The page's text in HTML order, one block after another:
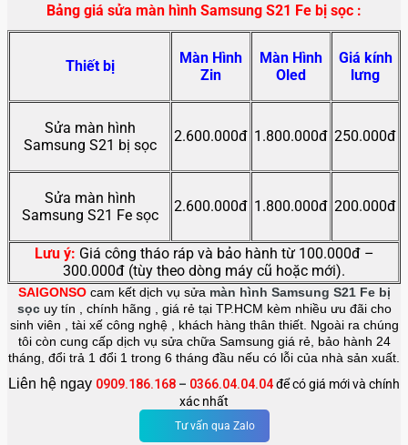
Bảng giá sửa màn hình Samsung S21 Fe bị sọc :
Thiết bị
Màn Hình
Zin
Màn Hình
Oled
Giá kính
lưng
Sửa màn hình
Samsung S21 bị sọc
2.600.000đ 1.800.000đ 250.000đ
Sửa màn hình
Samsung S21 Fe sọc
2.600.000đ 1.800.000đ 200.000đ
Lưu ý: Giá công tháo ráp và bảo hành từ 100.000đ –
300.000đ (tùy theo dòng máy cũ hoặc mới).
SAIGONSO cam kết dịch vụ sửa màn hình Samsung S21 Fe bị
sọc uy tín , chính hãng , giá rẻ tại TP.HCM kèm nhiều ưu đãi cho
sinh viên , tài xế công nghệ , khách hàng thân thiết. Ngoài ra chúng
tôi còn cung cấp dịch vụ sửa chữa Samsung giá rẻ, bảo hành 24
tháng, đổi trả 1 đổi 1 trong 6 tháng đầu nếu có lỗi của nhà sản xuất.
Liên hệ ngay 0909.186.168 – 0366.04.04.04để có giá mới và chính
xác nhất
Tư vấn qua Zalo